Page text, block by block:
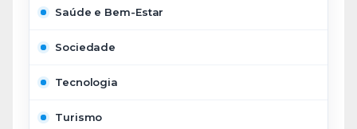
Saúde e Bem-Estar
Sociedade
Tecnologia
Turismo